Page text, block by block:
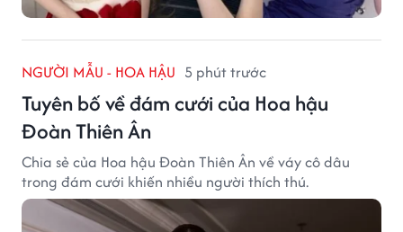
NGƯỜI MẪU - HOA HẬU 5 phút trước
Tuyên bố về đám cưới của Hoa hậu
Đoàn Thiên Ân
Chia sẻ của Hoa hậu Đoàn Thiên Ân về váy cô dâu
trong đám cưới khiến nhiều người thích thú.